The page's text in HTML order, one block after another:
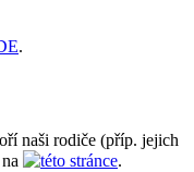
.
naši rodiče (příp. jejich
této stránce.